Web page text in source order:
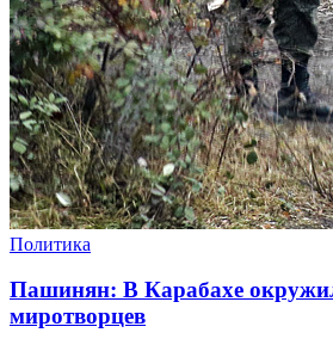
Политика
Пашинян: В Карабахе
миротворцев